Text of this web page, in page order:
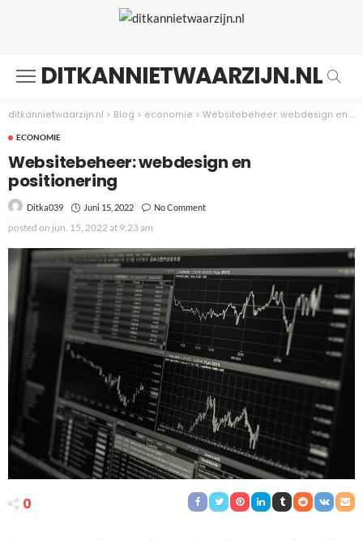
DITKANNIETWAARZIJN.NL
ditkannietwaarzijn.nl > Blog > economie > Websitebeheer: webdesign en positionering
ECONOMIE
Websitebeheer: webdesign en
positionering
Ditka039 Juni 15, 2022 No Comment
posted on jun. 15, 2022 at 9:23 am
0